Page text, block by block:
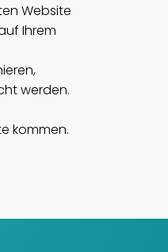
Website
Ihrem
werden.
kommen.